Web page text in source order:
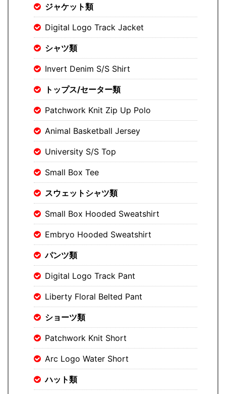
ジャケット類
Digital Logo Track Jacket
シャツ類
Invert Denim S/S Shirt
トップス/セーター類
Patchwork Knit Zip Up Polo
Animal Basketball Jersey
University S/S Top
Small Box Tee
スウェットシャツ類
Small Box Hooded Sweatshirt
Embryo Hooded Sweatshirt
パンツ類
Digital Logo Track Pant
Liberty Floral Belted Pant
ショーツ類
Patchwork Knit Short
Arc Logo Water Short
ハット類